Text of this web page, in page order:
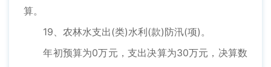
算。
19、农林水支出(类)水利(款)防汛(项)。
年初预算为0万元，支出决算为30万元，决算数